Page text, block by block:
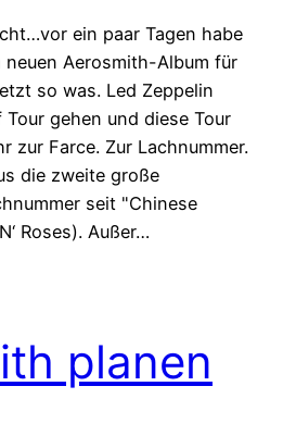
ein paar Tagen habe
Aerosmith-Album für
so was. Led Zeppelin
gehen und diese Tour
zur Farce. Zur Lachnummer.
die zweite große
seit "Chinese
Roses). Außer…
planen